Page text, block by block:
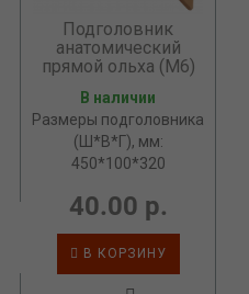
Подголовник
анатомический
прямой ольха (М6)
В наличии
Размеры подголовника
(Ш*В*Г), мм:
450*100*320
40.00 р.
В КОРЗИНУ